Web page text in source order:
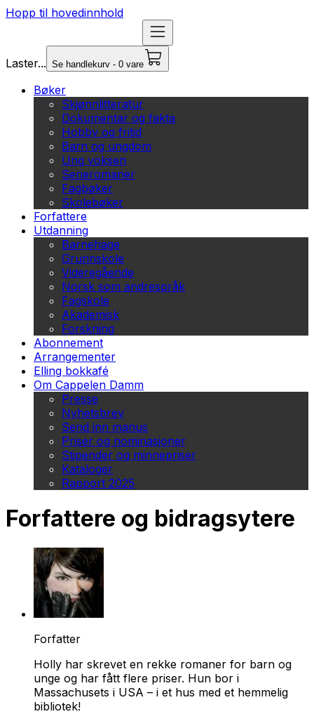
Hopp til hovedinnhold
Laster... Se handlekurv - 0 vare
Bøker
Skjønnlitteratur
Dokumentar og fakta
Hobby og fritid
Barn og ungdom
Ung voksen
Serieromaner
Fagbøker
Skolebøker
Forfattere
Utdanning
Barnehage
Grunnskole
Videregående
Norsk som andrespråk
Fagskole
Akademisk
Forskning
Abonnement
Arrangementer
Elling bokkafé
Om Cappelen Damm
Presse
Nyhetsbrev
Send inn manus
Priser og nominasjoner
Stipender og minnepriser
Kataloger
Rapport 2025
Forfattere og bidragsytere
Forfatter
Holly har skrevet en rekke romaner for barn og
unge og har fått flere priser. Hun bor i
Massachusets i USA – i et hus med et hemmelig
bibliotek!